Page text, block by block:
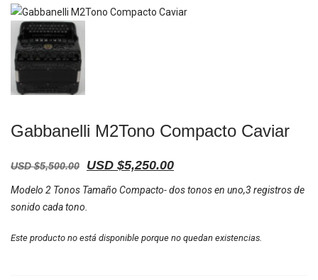
Gabbanelli M2Tono Compacto Caviar
USD $5,500.00 USD $5,250.00
Modelo 2 Tonos Tamaño Compacto- dos tonos en uno,3 registros de
sonido cada tono.
Este producto no está disponible porque no quedan existencias.